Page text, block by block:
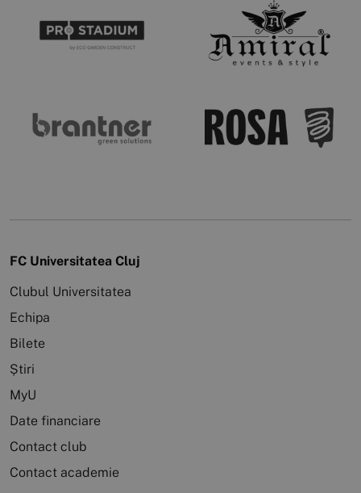
FC Universitatea Cluj
Clubul Universitatea
Echipa
Bilete
Știri
MyU
Date financiare
Contact club
Contact academie